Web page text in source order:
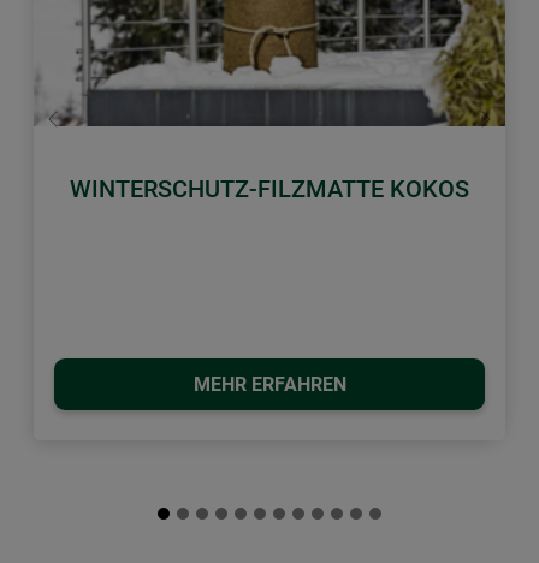
WINTERSCHUTZ-FILZMATTE KOKOS
MEHR ERFAHREN
Zurück Weiter